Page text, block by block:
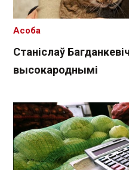
Станіслаў
высокароднымі
Асоба